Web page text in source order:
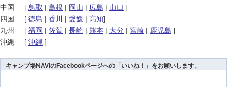
中国
[ 鳥取 | 島根 | 岡山 | 広島 | 山口 ]
四国
[ 徳島 | 香川 | 愛媛 | 高知]
九州
[ 福岡 | 佐賀 | 長崎 | 熊本 | 大分 | 宮崎 | 鹿児島 ]
沖縄
[ 沖縄 ]
キャンプ場NAVIのFacebookページへの「いいね！」をお願いします。